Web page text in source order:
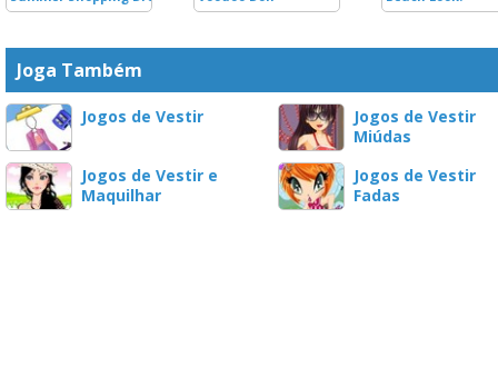
Joga Também
Jogos de Vestir
Jogos de Vestir
Miúdas
Jogos de Vestir e
Maquilhar
Jogos de Vestir
Fadas